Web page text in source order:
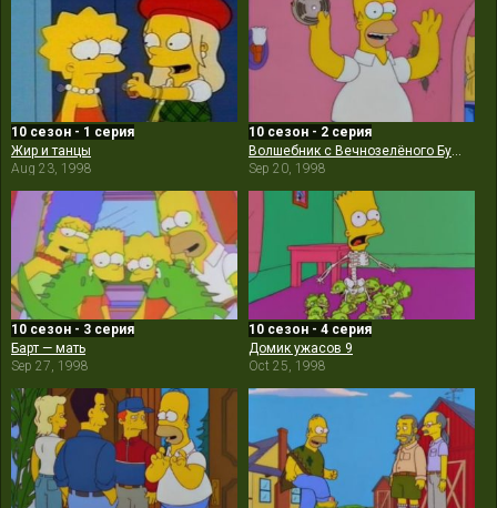
10 сезон - 1 серия
Жир и танцы
Aug 23, 1998
10 сезон - 2 серия
Волшебник с Вечнозелёного Бульвара
Sep 20, 1998
10 сезон - 3 серия
Барт — мать
Sep 27, 1998
10 сезон - 4 серия
Домик ужасов 9
Oct 25, 1998